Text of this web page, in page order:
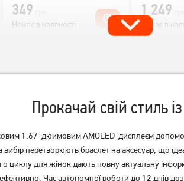
349
Немає в наявності
1 249
Немає в
Прокачай свій стиль
1.67-дюймовим AMOLED-дисплеєм
перетворюють браслет на аксесуар, що
циклу для жінок дають повну актуальну
Час автономної роботи до 12 днів